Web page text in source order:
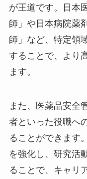
が王道です。日本
師」や日本病院薬
師」など、特定領
することで、より
ます。
また、医薬品安全
者といった役職へ
ることができます
を強化し、研究活
ることで、キャリ